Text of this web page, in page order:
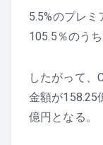
5.5%のプレミ
105.5％のう
したがって、
金額が158.25
億円となる。